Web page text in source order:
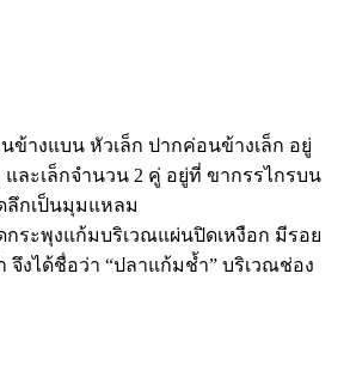
ข้างแบน หัวเล็ก ปากค่อนข้างเล็ก อยู่
ละเล็กจำนวน 2 คู่ อยู่ที่ ขากรรไกรบน
ลึกเป็นมุมแหลม
กระพุงแก้มบริเวณแผ่นปิดเหงือก มีรอย
งได้ชื่อว่า “ปลาแก้มช้ำ” บริเวณช่อง